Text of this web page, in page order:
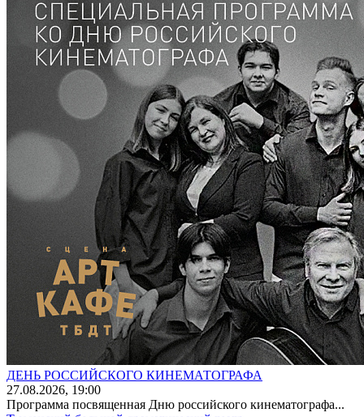
ДЕНЬ РОССИЙСКОГО КИНЕМАТОГРАФА
27.08.2026, 19:00
Программа посвященная Дню российского кинематографа...